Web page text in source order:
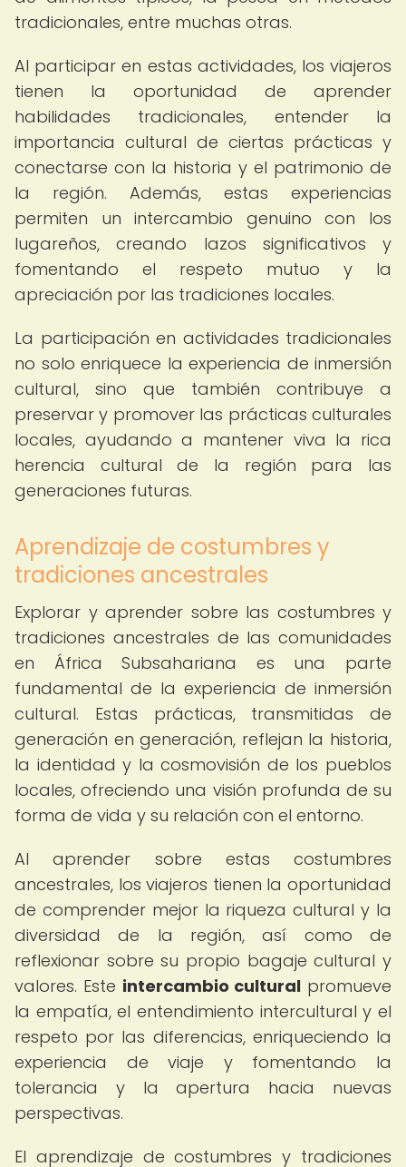
tradicionales, entre muchas otras.
Al participar en estas actividades, los viajeros
tienen la oportunidad de aprender
habilidades tradicionales, entender la
importancia cultural de ciertas prácticas y
conectarse con la historia y el patrimonio de
la región. Además, estas experiencias
permiten un intercambio genuino con los
lugareños, creando lazos significativos y
fomentando el respeto mutuo y la
apreciación por las tradiciones locales.
La participación en actividades tradicionales
no solo enriquece la experiencia de inmersión
cultural, sino que también contribuye a
preservar y promover las prácticas culturales
locales, ayudando a mantener viva la rica
herencia cultural de la región para las
generaciones futuras.
Aprendizaje de costumbres y
tradiciones ancestrales
Explorar y aprender sobre las costumbres y
tradiciones ancestrales de las comunidades
en África Subsahariana es una parte
fundamental de la experiencia de inmersión
cultural. Estas prácticas, transmitidas de
generación en generación, reflejan la historia,
la identidad y la cosmovisión de los pueblos
locales, ofreciendo una visión profunda de su
forma de vida y su relación con el entorno.
Al aprender sobre estas costumbres
ancestrales, los viajeros tienen la oportunidad
de comprender mejor la riqueza cultural y la
diversidad de la región, así como de
reflexionar sobre su propio bagaje cultural y
valores. Este intercambio cultural promueve
la empatía, el entendimiento intercultural y el
respeto por las diferencias, enriqueciendo la
experiencia de viaje y fomentando la
tolerancia y la apertura hacia nuevas
perspectivas.
El aprendizaje de costumbres y tradiciones